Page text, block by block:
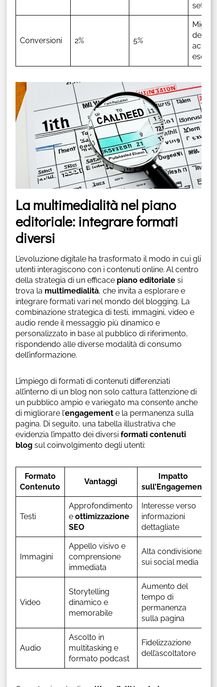
Conversioni 2% 5%
dei
La multimedialità nel piano
editoriale: integrare formati
diversi
L’evoluzione digitale ha trasformato il modo in cui gli
utenti interagiscono con i contenuti online. Al centro
della strategia di un efficace piano editorialesi
trova la multimedialità, che invita a esplorare e
integrare formati vari nel mondo del blogging. La
combinazione strategica di testi, immagini, video e
audio rende il messaggio più dinamico e
personalizzato in base al pubblico di riferimento,
rispondendo alle diverse modalità di consumo
dell’informazione.
L’impiego di formati di contenuti differenziati
all’interno di un blog non solo cattura l’attenzione di
un pubblico ampio e variegato ma consente anche
di migliorare l’engagemente la permanenza sulla
pagina. Di seguito, una tabella illustrativa che
evidenzia l’impatto dei diversi formati contenuti
blogsul coinvolgimento degli utenti:
Formato
Contenuto
Vantaggi
Impatto
sull’Engagement
Testi
Approfondimento
e ottimizzazione
SEO
Interesse verso
informazioni
dettagliate
Immagini
Appello visivo e
comprensione
immediata
Alta condivisione
sui social media
Video
Storytelling
dinamico e
memorabile
Aumento del
tempo di
permanenza
sulla pagina
Audio
Ascolto in
multitasking e
formato podcast
Fidelizzazione
dell’ascoltatore